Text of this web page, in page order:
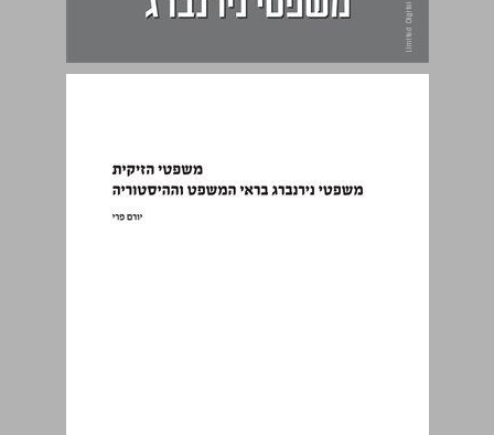
משפטי הזיקית : משפטי נירנברג בראי המשפט וההיסטוריה ... 0